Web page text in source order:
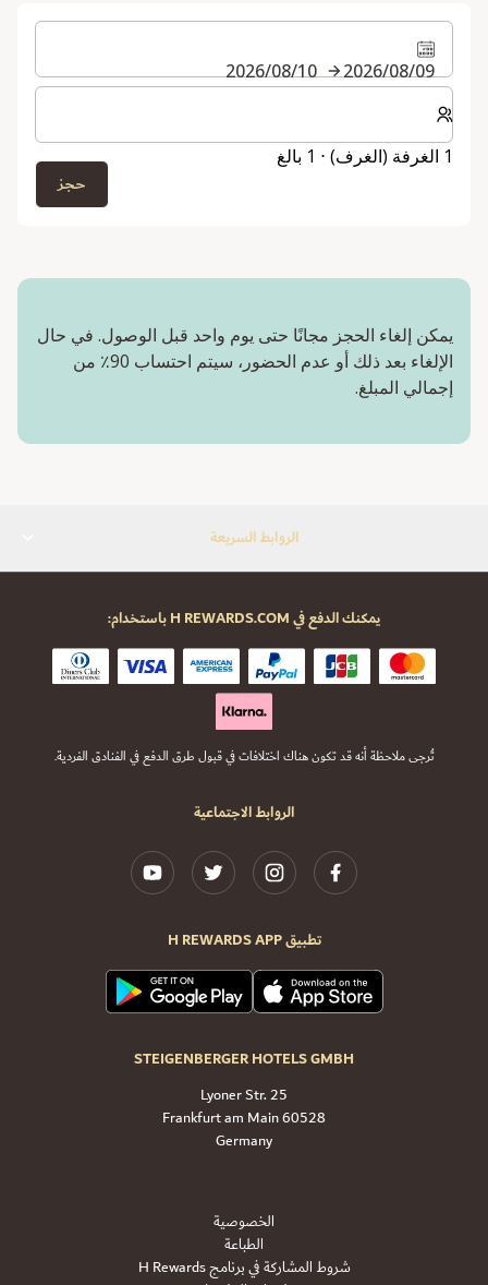
09‏/08‏/2026
10‏/08‏/2026
حدد عدد الغرف والضيوف لإقامتك
1 الغرفة (الغرف) ⋅ 1 بالغ
حجز
يمكن إلغاء الحجز مجانًا حتى يوم واحد قبل الوصول. في حال
الإلغاء بعد ذلك أو عدم الحضور، سيتم احتساب 90٪ من
إجمالي المبلغ.
الروابط السريعة
الروابط الاجتماعية
تطبيق H REWARDS APP
STEIGENBERGER HOTELS GMBH
Lyoner Str. 25
60528 Frankfurt am Main
Germany
يمكنك الدفع في H REWARDS.COM باستخدام:
تُرجى ملاحظة أنه قد تكون هناك اختلافات في قبول طرق الدفع في الفنادق الفردية.
الخصوصية
الطباعة
شروط المشاركة في برنامج H Rewards